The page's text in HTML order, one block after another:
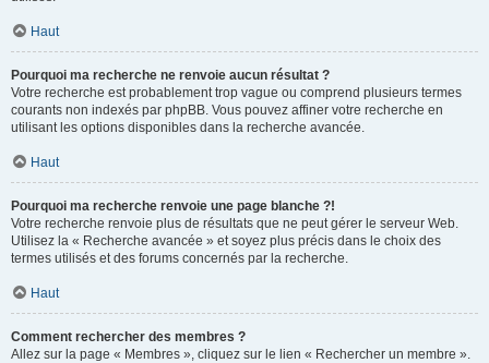
Haut
Pourquoi ma recherche ne renvoie aucun résultat ?
Votre recherche est probablement trop vague ou comprend plusieurs termes
courants non indexés par phpBB. Vous pouvez affiner votre recherche en
utilisant les options disponibles dans la recherche avancée.
Haut
Pourquoi ma recherche renvoie une page blanche ?!
Votre recherche renvoie plus de résultats que ne peut gérer le serveur Web.
Utilisez la « Recherche avancée » et soyez plus précis dans le choix des
termes utilisés et des forums concernés par la recherche.
Haut
Comment rechercher des membres ?
Allez sur la page « Membres », cliquez sur le lien « Rechercher un membre ».